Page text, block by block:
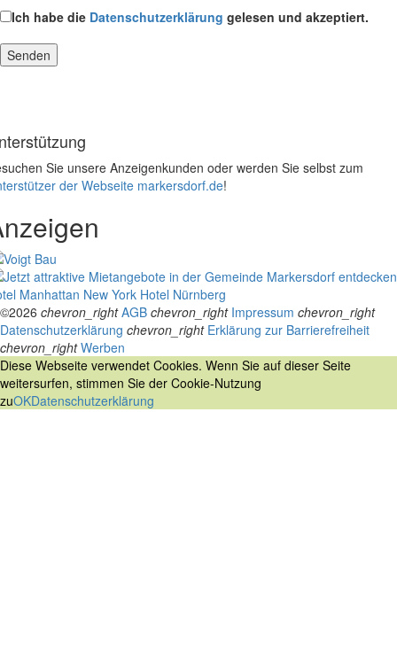
Ich habe die Datenschutzerklärung gelesen und akzeptiert.
Sie unsere Anzeigenkunden oder werden Sie selbst zum
der Webseite markersdorf.de!
Manhattan New York Hotel Nürnberg
©2026 chevron_right AGB chevron_right Impressum chevron_right
Datenschutzerklärung chevron_right Erklärung zur Barrierefreiheit
chevron_right Werben
Diese Webseite verwendet Cookies. Wenn Sie auf dieser Seite
weitersurfen, stimmen Sie der Cookie-Nutzung
zuOKDatenschutzerklärung